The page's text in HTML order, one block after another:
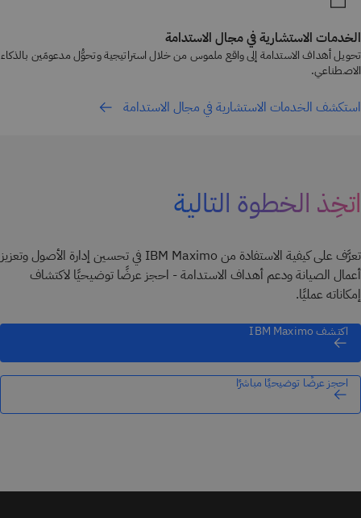
الخدمات الاستشارية في مجال الاستدامة
تحويل أهداف الاستدامة إلى واقع ملموس من خلال استراتيجية وتحوُّل مدعومَين بالذكاء
الاصطناعي.
استكشف الخدمات الاستشارية في مجال الاستدامة
اتخِذ الخطوة التالية
تعرَّف على كيفية الاستفادة من IBM Maximo في تحسين إدارة الأصول وتعزيز
أعمال الصيانة ودعم أهداف الاستدامة - احجز عرضًا توضيحيًا لاكتشاف
إمكاناته عمليًا.
اكتشف IBM Maximo
احجز عرضًا توضيحيًا مباشرًا